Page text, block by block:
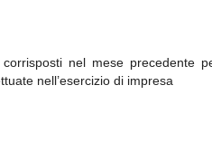
nel mese precedente
nell’esercizio di impresa